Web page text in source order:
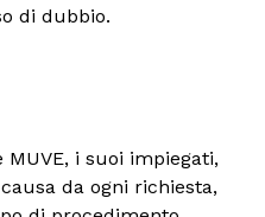
di dubbio.
i suoi impiegati,
da ogni richiesta,